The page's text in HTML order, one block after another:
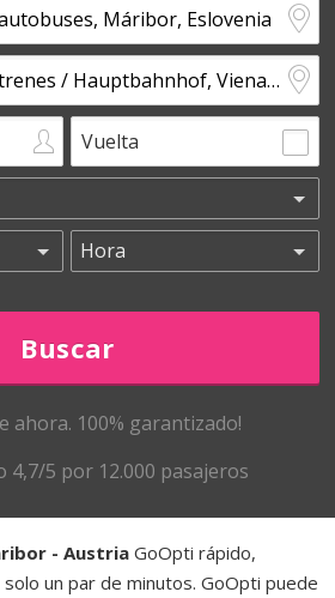
Vuelta
ahora. 100% garantizado!
4,7/5 por 12.000 pasajeros
- Austria GoOpti rápido,
un par de minutos. GoOpti puede